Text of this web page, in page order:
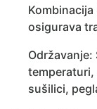
Kombinacija
osigurava
temperaturi,
sušilici,